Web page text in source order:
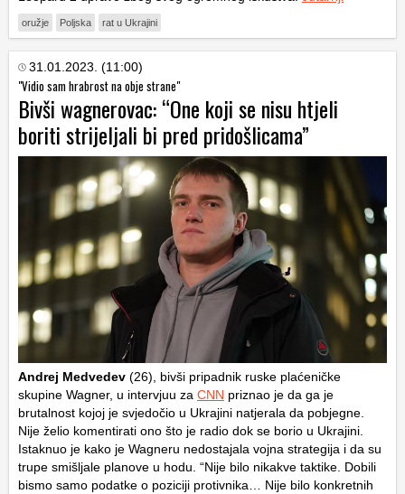
oružje Poljska rat u Ukrajini
31.01.2023. (11:00)
"Vidio sam hrabrost na obje strane"
Bivši wagnerovac: “One koji se nisu htjeli
boriti strijeljali bi pred pridošlicama”
Andrej Medvedev (26), bivši pripadnik ruske plaćeničke
skupine Wagner, u intervjuu za CNN priznao je da ga je
brutalnost kojoj je svjedočio u Ukrajini natjerala da pobjegne.
Nije želio komentirati ono što je radio dok se borio u Ukrajini.
Istaknuo je kako je Wagneru nedostajala vojna strategija i da su
trupe smišljale planove u hodu. “Nije bilo nikakve taktike. Dobili
bismo samo podatke o poziciji protivnika… Nije bilo konkretnih